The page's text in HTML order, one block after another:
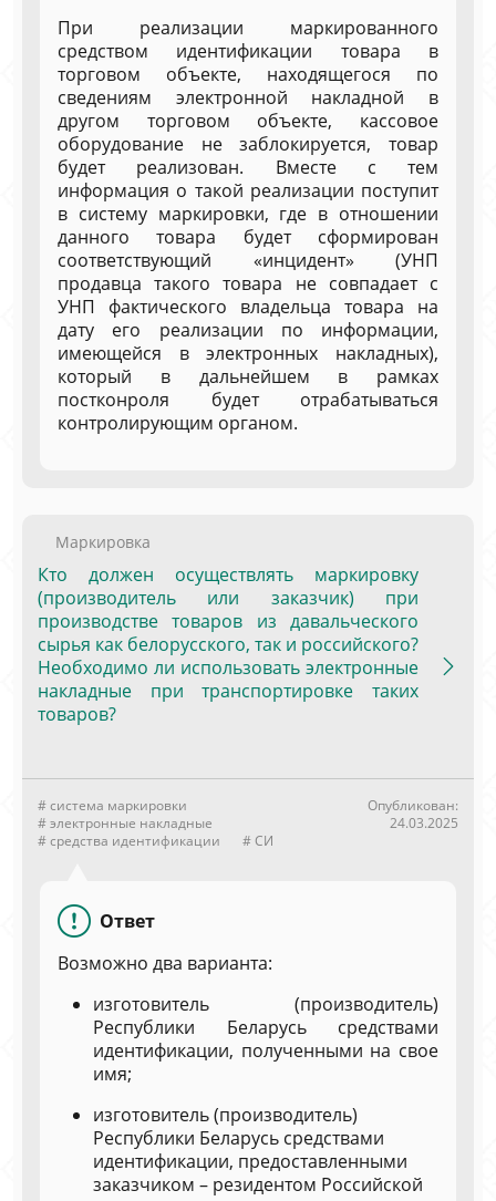
При реализации маркированного
средством идентификации товара в
торговом объекте, находящегося по
сведениям электронной накладной в
другом торговом объекте, кассовое
оборудование не заблокируется, товар
будет реализован. Вместе с тем
информация о такой реализации поступит
в систему маркировки, где в отношении
данного товара будет сформирован
соответствующий «инцидент» (УНП
продавца такого товара не совпадает с
УНП фактического владельца товара на
дату его реализации по информации,
имеющейся в электронных накладных),
который в дальнейшем в рамках
постконроля будет отрабатываться
контролирующим органом.
Маркировка
Кто должен осуществлять маркировку
(производитель или заказчик) при
производстве товаров из давальческого
сырья как белорусского, так и российского?
Необходимо ли использовать электронные
накладные при транспортировке таких
товаров?
# система маркировки
# электронные накладные
# средства идентификации
# СИ
Опубликован:
24.03.2025
Ответ
Возможно два варианта:
изготовитель (производитель)
Республики Беларусь средствами
идентификации, полученными на свое
имя;
изготовитель (производитель)
Республики Беларусь средствами
идентификации, предоставленными
заказчиком – резидентом Российской